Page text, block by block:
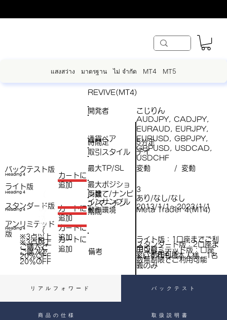
แสงสว่าง มาตรฐาน ไม่ จำกัด MT4 MT5
バックテスト版
スタンダード版
アンリミテッド
版
REVIVE(MT4)
開発者 こじりん
最大ポジショ
ン数
3
Heading 4
​カートに
追加
税
込
）
Heading 4
​カートに
追加
Heading 4
※3点以上
ご購入で​
20％OFF
税
込
）
​カートに
追加
Heading 4
（
税
込
）
※3点以上
ご購入で​
20％OFF
​カートに
追加
ライト版
通貨ペア
AUDJPY, CADJPY,
EURAUD, EURJPY,
EURUSD, GBPJPY,
GBPUSD, USDCAD,
USDCHF
取引スタイル デイ
最大TP/SL 変動 / 変動
両建て/ナンピ
ン/マーチン
あり/なし/なし
インサンプル
期間
2013/1/1～2023/1/1
動作環境 Meta Trader 4(MT4)
時間足 5分足
備考
ライト版：1口座までご利
用可能
スタンダード版：2口座ま
でご利用可能
アンリミテッド版：口座
数無制限でご利用可能
※いずれもご本人様、1名
義のみ
リアルフォワード バックテスト
商品の仕様 取扱説明書